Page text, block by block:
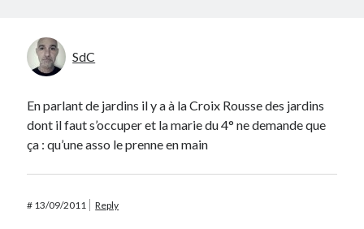
SdC
En parlant de jardins il y a à la Croix Rousse des jardins
dont il faut s’occuper et la marie du 4° ne demande que
ça : qu’une asso le prenne en main
# 13/09/2011 Reply